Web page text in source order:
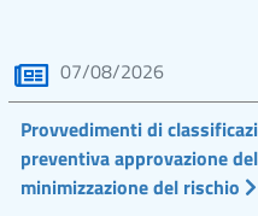
07/08/2026
Provvedimenti di
preventiva approvazione
minimizzazione del rischio